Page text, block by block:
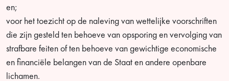
en;
voor het toezicht op de naleving van wettelijke voorschriften
die zijn gesteld ten behoeve van opsporing en vervolging van
strafbare feiten of ten behoeve van gewichtige economische
en financiële belangen van de Staat en andere openbare
lichamen.